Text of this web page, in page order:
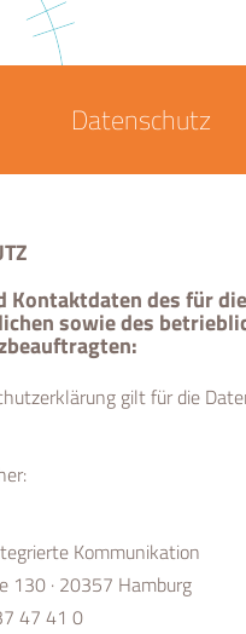
Datenschutz
Kontaktdaten des für
sowie des
gilt für die
Kommunikation
130 · 20357 Hamburg
47 41 0